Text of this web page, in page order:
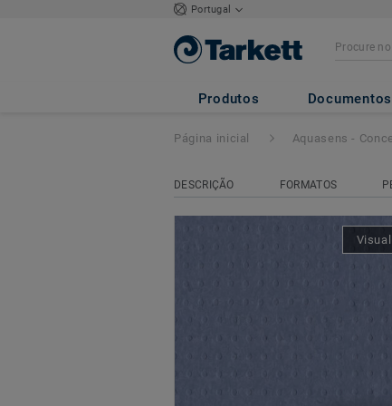
Portugal
Produtos Documentos
Granit Multisafe
Página inicial Aquasens -
DESCRIÇÃO FORMATOS